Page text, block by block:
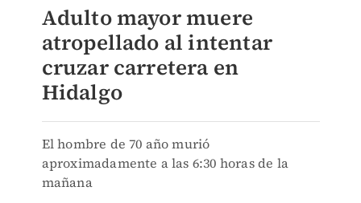
Adulto mayor muere
atropellado al intentar
cruzar carretera en
Hidalgo
El hombre de 70 año murió
aproximadamente a las 6:30 horas de la
mañana